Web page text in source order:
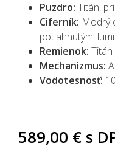
Puzdro: Titán,
Ciferník: Modrý
potiahnutými
Remienok: Titán
Mechanizmus:
Vodotesnosť:
589,00 € s